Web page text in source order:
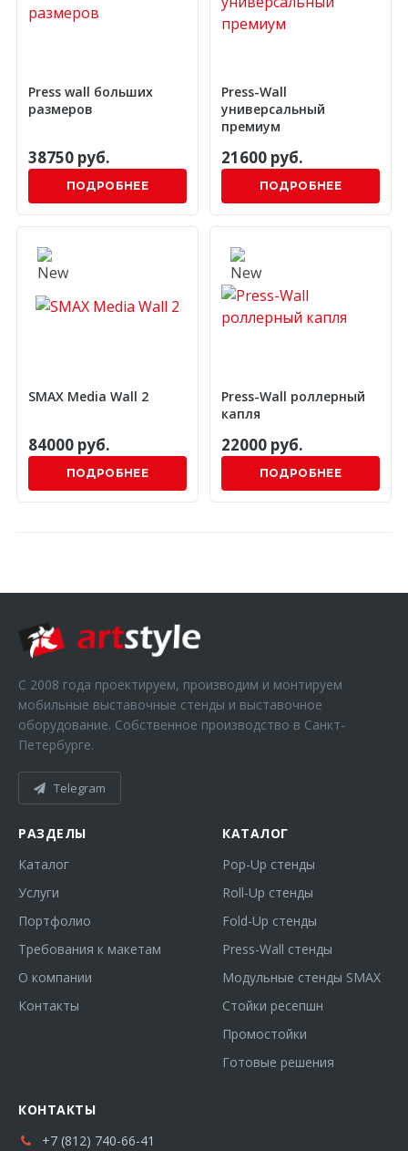
Press wall больших
размеров
38750 руб.
ПОДРОБНЕЕ
Press-Wall
универсальный
премиум
21600 руб.
ПОДРОБНЕЕ
SMAX Media Wall 2
84000 руб.
ПОДРОБНЕЕ
Press-Wall роллерный
капля
22000 руб.
ПОДРОБНЕЕ
С 2008 года проектируем, производим и монтируем
мобильные выставочные стенды и выставочное
оборудование. Собственное производство в Санкт-
Петербурге.
Telegram
РАЗДЕЛЫ
Каталог
Услуги
Портфолио
Требования к макетам
О компании
Контакты
КАТАЛОГ
Pop-Up стенды
Roll-Up стенды
Fold-Up стенды
Press-Wall стенды
Модульные стенды SMAX
Стойки ресепшн
Промостойки
Готовые решения
КОНТАКТЫ
+7 (812) 740-66-41